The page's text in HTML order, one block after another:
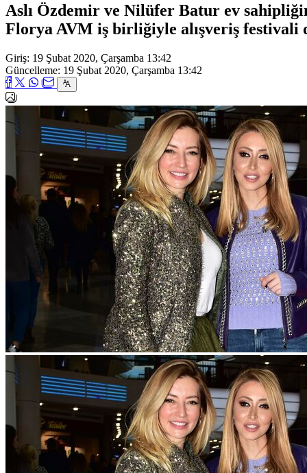
Aslı Özdemir ve Nilüfer Batur ev
Florya AVM iş birliğiyle alışveriş festivali
Giriş: 19 Şubat 2020, Çarşamba 13:42
Güncelleme: 19 Şubat 2020, Çarşamba 13:42